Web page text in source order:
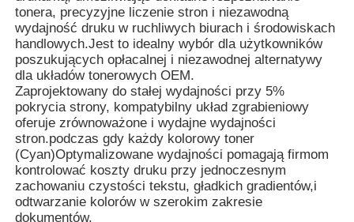
tonera, precyzyjne liczenie stron i niezawodną
wydajność druku w ruchliwych biurach i środowiskach
handlowych.Jest to idealny wybór dla użytkowników
poszukujących opłacalnej i niezawodnej alternatywy
dla układów tonerowych OEM.
Zaprojektowany do stałej wydajności przy 5%
pokrycia strony, kompatybilny układ zgrabieniowy
oferuje zrównoważone i wydajne wydajności
stron.podczas gdy każdy kolorowy toner
(Cyan)Optymalizowane wydajności pomagają firmom
kontrolować koszty druku przy jednoczesnym
zachowaniu czystości tekstu, gładkich gradientów,i
odtwarzanie kolorów w szerokim zakresie
dokumentów.